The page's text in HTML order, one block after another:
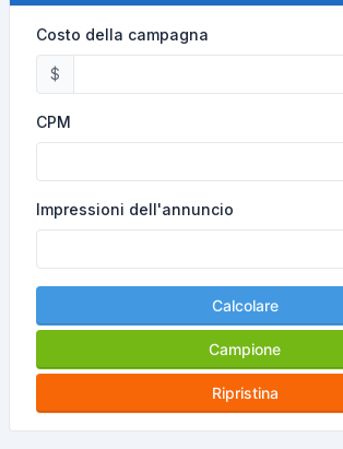
Costo della campagna
$
CPM
Impressioni dell'annuncio
Calcolare
Campione
Ripristina